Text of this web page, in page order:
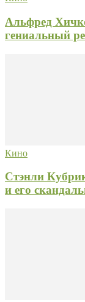
Альфред
гениальный
Кино
Стэнли
и его